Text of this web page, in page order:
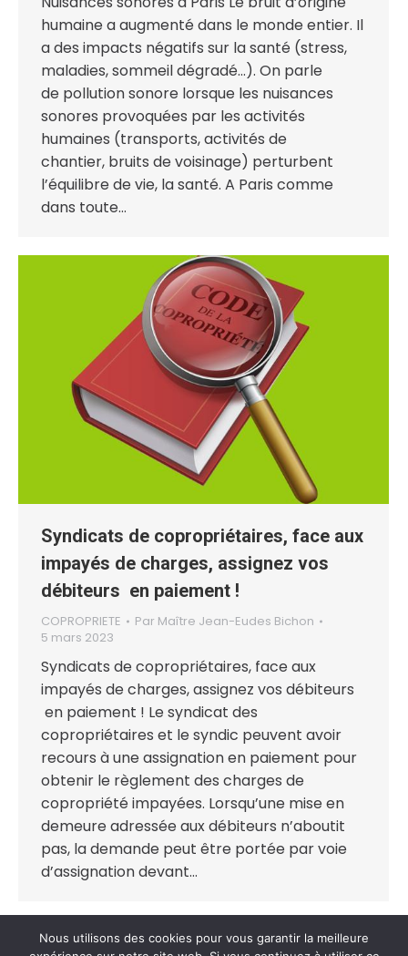
humaine a augmenté dans le monde entier. Il
a des impacts négatifs sur la santé (stress,
maladies, sommeil dégradé…). On parle
de pollution sonore lorsque les nuisances
sonores provoquées par les activités
humaines (transports, activités de
chantier, bruits de voisinage) perturbent
l’équilibre de vie, la santé. A Paris comme
dans toute…
Syndicats de copropriétaires, face aux
impayés de charges, assignez vos
débiteurs en paiement !
COPROPRIETE Par Maître Jean-Eudes Bichon
5 mars 2023
Syndicats de copropriétaires, face aux
impayés de charges, assignez vos débiteurs
en paiement ! Le syndicat des
copropriétaires et le syndic peuvent avoir
recours à une assignation en paiement pour
obtenir le règlement des charges de
copropriété impayées. Lorsqu’une mise en
demeure adressée aux débiteurs n’aboutit
pas, la demande peut être portée par voie
d’assignation devant…
Nous utilisons des cookies pour vous garantir la meilleure